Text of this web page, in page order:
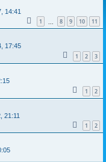
14:41
1 8 9 10 11
17:45
1 2 3
1 2
21:11
1 2